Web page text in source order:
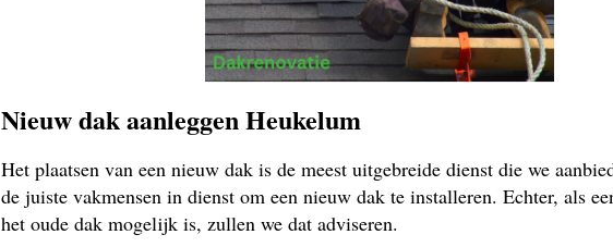
Nieuw dak aanleggen Heukelum
Het plaatsen van een nieuw dak is de meest uitgebreide dienst die we
de juiste vakmensen in dienst om een nieuw dak te installeren. Echter, als
het oude dak mogelijk is, zullen we dat adviseren.